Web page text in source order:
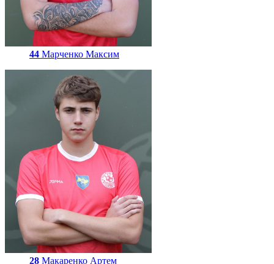
44 Марченко Максим
28 Макаренко Артем